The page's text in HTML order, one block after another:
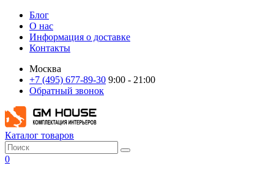
Блог
О нас
Информация о доставке
Контакты
Москва
+7 (495) 677-89-30 9:00 - 21:00
Обратный звонок
Каталог товаров
0